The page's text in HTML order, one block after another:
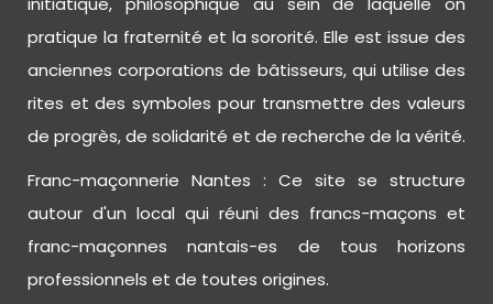
pratique la fraternité et la sororité. Elle est issue des
anciennes corporations de bâtisseurs, qui utilise des
rites et des symboles pour transmettre des valeurs
de progrès, de solidarité et de recherche de la vérité.
Franc-maçonnerie Nantes : Ce site se structure
autour d'un local qui réuni des francs-maçons et
franc-maçonnes nantais-es de tous horizons
professionnels et de toutes origines.